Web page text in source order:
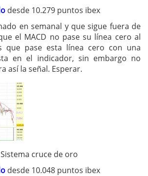
desde 10.279 puntos ibex
en semanal y que sigue fuera de
el MACD no pase su línea cero al
que pase esta línea cero con una
en el indicador, sin embargo no
así la señal. Esperar.
cruce de oro
desde 10.048 puntos ibex